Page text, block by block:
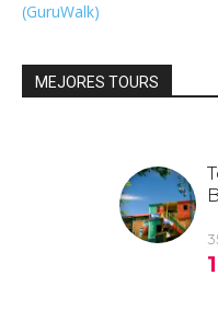
(GuruWalk)
MEJORES TOURS